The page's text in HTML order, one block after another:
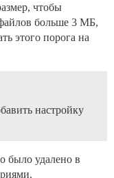
чтобы
больше 3 МБ,
этого порога на
настройку
было удалено в